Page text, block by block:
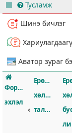
Тусламж
Шинэ бичлэг
Аватор зураг
Форумын
эхлэл
Ерөнхий
талаар